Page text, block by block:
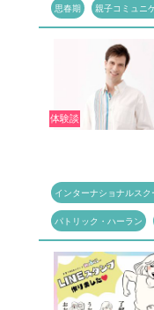
思春期 親子コミュニ
体験談
インターナショナルスク
パトリック・ハーラン